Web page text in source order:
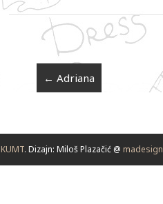
← Adriana
KUMT. Dizajn: Miloš Plazačić @ madesign